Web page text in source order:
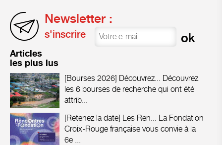
Newsletter :
s'inscrire
Articles
les plus lus
[Bourses 2026] Découvrez... Découvrez
les 6 bourses de recherche qui ont été
attrib...
[Retenez la date] Les Ren... La Fondation
Croix-Rouge française vous convie à la
6e ...